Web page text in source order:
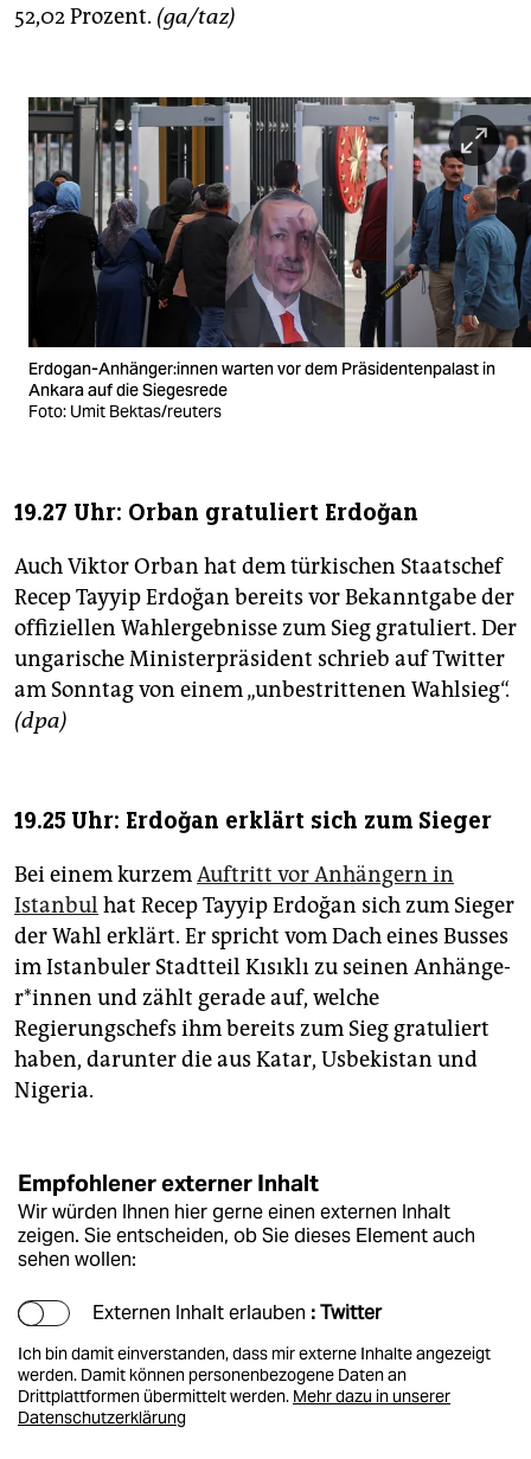
52,02 Prozent. (ga/taz)
Erdogan-Anhänger:innen warten vor dem Präsidentenpalast in
Ankara auf die Siegesrede
Foto: Umit Bektas/reuters
19.27 Uhr: Orban gratuliert Erdoğan
Auch Viktor Orban hat dem türkischen Staatschef
Recep Tayyip Erdoğan bereits vor Bekanntgabe der
offiziellen Wahlergebnisse zum Sieg gratuliert. Der
ungarische Ministerpräsident schrieb auf Twitter
am Sonntag von einem „unbestrittenen Wahlsieg“.
(dpa)
19.25 Uhr: Erdoğan erklärt sich zum Sieger
Bei einem kurzemAuftritt vor Anhängern in
Istanbul hat Recep Tayyip Erdoğan sich zum Sieger
der Wahl erklärt. Er spricht vom Dach eines Busses
im Istanbuler Stadtteil Kısıklı zu seinen An­hän­ge­
r*in­nen und zählt gerade auf, welche
Regierungschefs ihm bereits zum Sieg gratuliert
haben, darunter die aus Katar, Usbekistan und
Nigeria.
Empfohlener externer Inhalt
Wir würden Ihnen hier gerne einen externen Inhalt
zeigen. Sie entscheiden, ob Sie dieses Element auch
sehen wollen:
Externen Inhalt erlauben : Twitter
Ich bin damit einverstanden, dass mir externe Inhalte angezeigt
werden. Damit können personenbezogene Daten an
Drittplattformen übermittelt werden. Mehr dazu in unserer
Datenschutzerklärung